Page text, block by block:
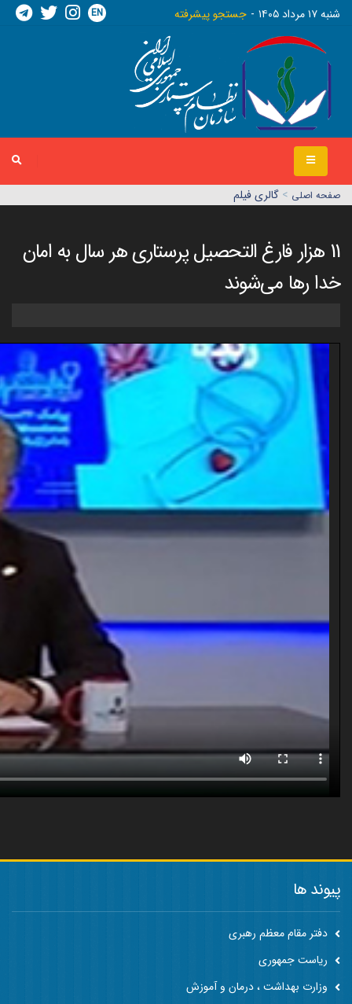
شنبه ١٧ مرداد ١٤٠٥ جستجو پیشرفته EN
صفحه اصلي > گالری فیلم
11 هزار فارغ التحصیل پرستاری هر سال به امان
خدا رها می‌شوند
پیوند ها
دفتر مقام معظم رهبری
ریاست جمهوری
وزارت بهداشت ، درمان و آموزش